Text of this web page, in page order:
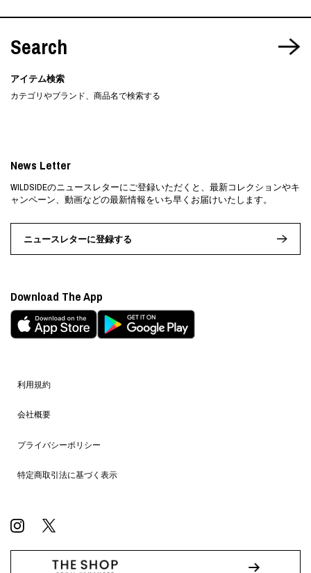
Search
アイテム検索
カテゴリやブランド、商品名で検索する
利用規約
会社概要
プライバシーポリシー
特定商取引法に基づく表示
News Letter
WILDSIDEのニュースレターにご登録いただくと、最新コレクションやキ
ャンペーン、動画などの最新情報をいち早くお届けいたします。
ニュースレターに登録する
Download The App